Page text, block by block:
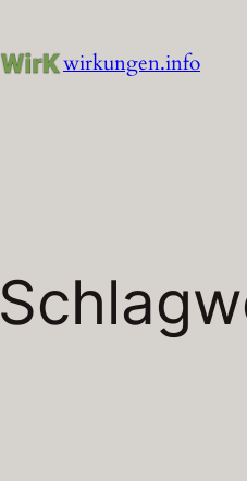
wirkungen.info